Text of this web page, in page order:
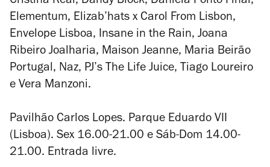
Elementum, Elizab’hats x Carol From Lisbon,
Envelope Lisboa, Insane in the Rain, Joana
Ribeiro Joalharia, Maison Jeanne, Maria Beirão
Portugal, Naz, PJ’s The Life Juice, Tiago Loureiro
e Vera Manzoni.
Pavilhão Carlos Lopes. Parque Eduardo VII
(Lisboa). Sex 16.00-21.00 e Sáb-Dom 14.00-
21.00. Entrada livre.